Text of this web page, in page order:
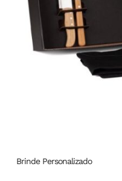
Brinde Personalizado